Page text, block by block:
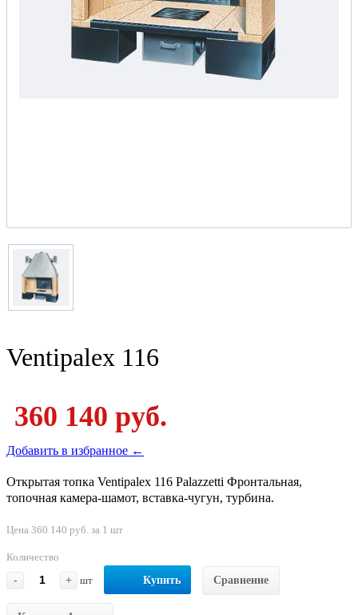
Ventipalex 116
360 140 руб.
Добавить в избранное ←
Открытая топка Ventipalex 116 Palazzetti Фронтальная,
топочная камера-шамот, вставка-чугун, турбина.
Цена 360 140 руб. за 1 шт
Количество
-
+ шт Купить Сравнение